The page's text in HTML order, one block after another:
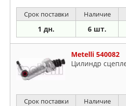
JETTA III- IV,
Срок поставки Наличие
1 дн. 6 шт.
Metelli 540082
Цилиндр
Срок поставки Наличие